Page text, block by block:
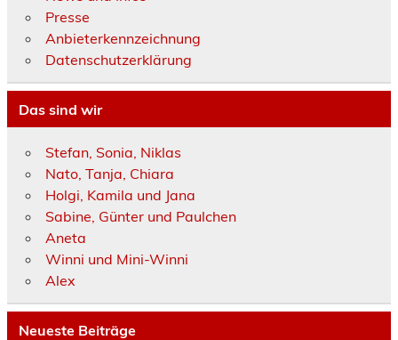
Presse
Anbieterkennzeichnung
Datenschutzerklärung
Das sind wir
Stefan, Sonia, Niklas
Nato, Tanja, Chiara
Holgi, Kamila und Jana
Sabine, Günter und Paulchen
Aneta
Winni und Mini-Winni
Alex
Neueste Beiträge